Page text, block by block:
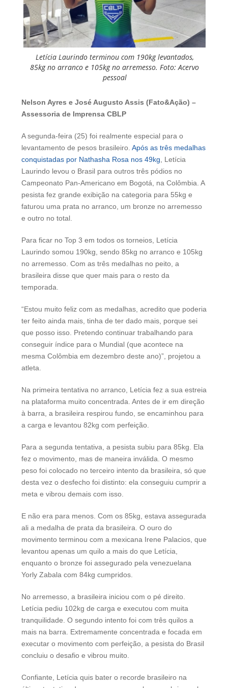
Letícia Laurindo terminou com 190kg levantados,
85kg no arranco e 105kg no arremesso. Foto: Acervo
pessoal
Nelson Ayres e José Augusto Assis (Fato&Ação) –
Assessoria de Imprensa CBLP
A segunda-feira (25) foi realmente especial para o
levantamento de pesos brasileiro. Após as três medalhas
conquistadas por Nathasha Rosa nos 49kg , Letícia
Laurindo levou o Brasil para outros três pódios no
Campeonato Pan-Americano em Bogotá, na Colômbia. A
pesista fez grande exibição na categoria para 55kg e
faturou uma prata no arranco, um bronze no arremesso
e outro no total.
Para ficar no Top 3 em todos os torneios, Letícia
Laurindo somou 190kg, sendo 85kg no arranco e 105kg
no arremesso. Com as três medalhas no peito, a
brasileira disse que quer mais para o resto da
temporada.
“Estou muito feliz com as medalhas, acredito que poderia
ter feito ainda mais, tinha de ter dado mais, porque sei
que posso isso. Pretendo continuar trabalhando para
conseguir índice para o Mundial (que acontece na
mesma Colômbia em dezembro deste ano)”, projetou a
atleta.
Na primeira tentativa no arranco, Letícia fez a sua estreia
na plataforma muito concentrada. Antes de ir em direção
à barra, a brasileira respirou fundo, se encaminhou para
a carga e levantou 82kg com perfeição.
Para a segunda tentativa, a pesista subiu para 85kg. Ela
fez o movimento, mas de maneira inválida. O mesmo
peso foi colocado no terceiro intento da brasileira, só que
desta vez o desfecho foi distinto: ela conseguiu cumprir a
meta e vibrou demais com isso.
E não era para menos. Com os 85kg, estava assegurada
ali a medalha de prata da brasileira. O ouro do
movimento terminou com a mexicana Irene Palacios, que
levantou apenas um quilo a mais do que Letícia,
enquanto o bronze foi assegurado pela venezuelana
Yorly Zabala com 84kg cumpridos.
No arremesso, a brasileira iniciou com o pé direito.
Letícia pediu 102kg de carga e executou com muita
tranquilidade. O segundo intento foi com três quilos a
mais na barra. Extremamente concentrada e focada em
executar o movimento com perfeição, a pesista do Brasil
concluiu o desafio e vibrou muito.
Confiante, Letícia quis bater o recorde brasileiro na